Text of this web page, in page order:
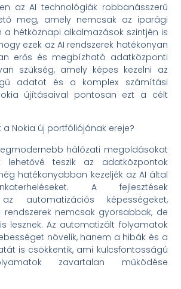
az AI technológiák robbanásszerű
meg, amely nemcsak az iparági
a hétköznapi alkalmazások szintjén is
ezek az AI rendszerek hatékonyan
erős és megbízható adatközponti
szükség, amely képes kezelni az
adatot és a komplex számítási
újításaival pontosan ezt a célt
Nokia új portfóliójának ereje?
hálózati megoldásokat
lehetővé teszik az adatközpontok
hatékonyabban kezeljék az AI által
A fejlesztések
az automatizációs képességeket,
nemcsak gyorsabbak, de
lesznek. Az automatizált folyamatok
növelik, hanem a hibák és a
is csökkentik, ami kulcsfontosságú
zavartalan működése